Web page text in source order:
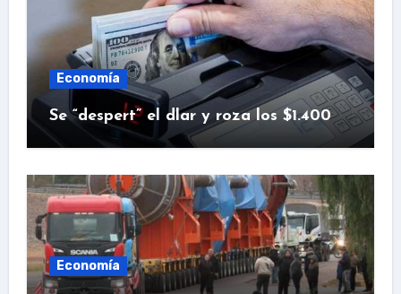
Economía
Se “despert” el dlar y roza los $1.400
Economía